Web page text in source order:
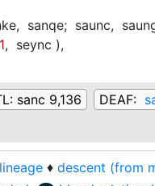
sanqe; saunc,
, seync ),
sanc 9,136 DEAF:
♦ descent (from